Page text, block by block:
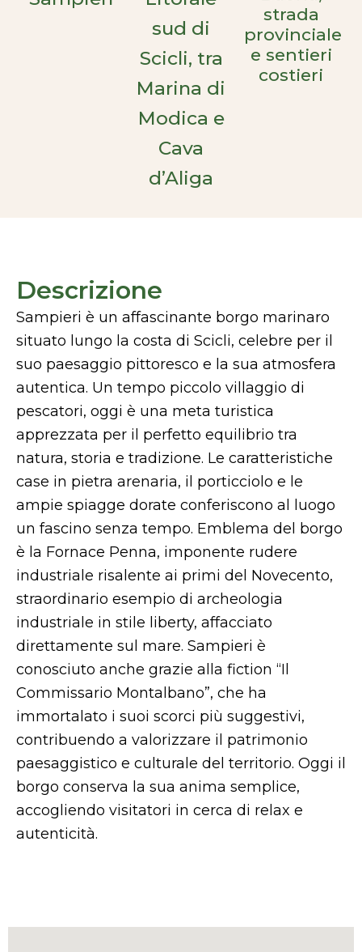
sud di
Scicli, tra
Marina di
Modica e
Cava
d’Aliga
strada
provinciale
e sentieri
costieri
Descrizione
Sampieri è un affascinante borgo marinaro
situato lungo la costa di Scicli, celebre per il
suo paesaggio pittoresco e la sua atmosfera
autentica. Un tempo piccolo villaggio di
pescatori, oggi è una meta turistica
apprezzata per il perfetto equilibrio tra
natura, storia e tradizione. Le caratteristiche
case in pietra arenaria, il porticciolo e le
ampie spiagge dorate conferiscono al luogo
un fascino senza tempo. Emblema del borgo
è la Fornace Penna, imponente rudere
industriale risalente ai primi del Novecento,
straordinario esempio di archeologia
industriale in stile liberty, affacciato
direttamente sul mare. Sampieri è
conosciuto anche grazie alla fiction “Il
Commissario Montalbano”, che ha
immortalato i suoi scorci più suggestivi,
contribuendo a valorizzare il patrimonio
paesaggistico e culturale del territorio. Oggi il
borgo conserva la sua anima semplice,
accogliendo visitatori in cerca di relax e
autenticità.